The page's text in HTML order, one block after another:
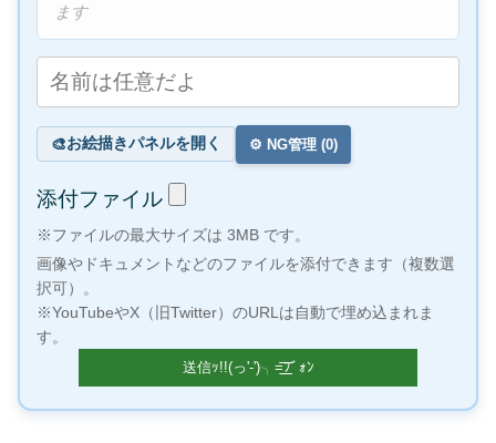
ます
🎨お絵描きパネルを開く ⚙️ NG管理 (0)
添付ファイル
※ファイルの最大サイズは 3MB です。
画像やドキュメントなどのファイルを添付できます（複数選
択可）。
※YouTubeやX（旧Twitter）のURLは自動で埋め込まれま
す。